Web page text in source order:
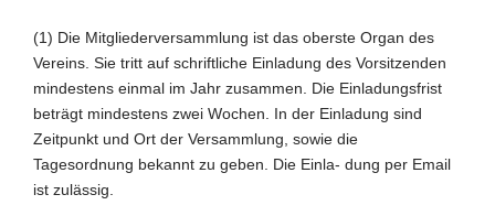
(1) Die Mitgliederversammlung ist das oberste Organ des
Vereins. Sie tritt auf schriftliche Einladung des Vorsitzenden
mindestens einmal im Jahr zusammen. Die Einladungsfrist
beträgt mindestens zwei Wochen. In der Einladung sind
Zeitpunkt und Ort der Versammlung, sowie die
Tagesordnung bekannt zu geben. Die Einla- dung per Email
ist zulässig.